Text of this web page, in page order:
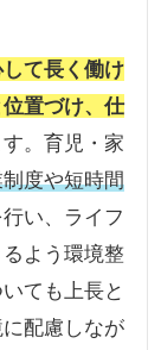
て長く働け
置づけ、仕
。育児・家
度や短時間
い、ライフ
よう環境整
ても上長と
配慮しなが